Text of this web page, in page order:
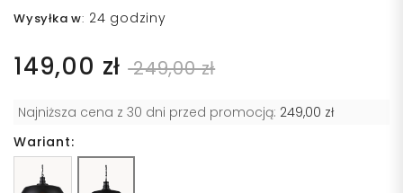
Wysyłka w: 24 godziny
149,00 zł 249,00 zł
Najniższa cena z 30 dni przed promocją: 249,00 zł
Wariant: